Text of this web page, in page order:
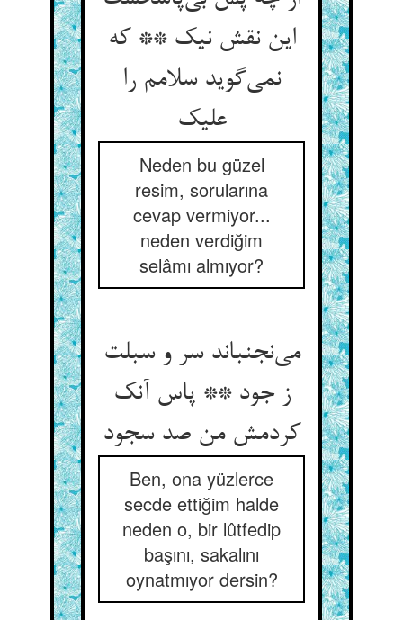
این نقش نیک ** که
نمی‌گوید سلامم را
علیک
Neden bu güzel
resim, sorularına
cevap vermiyor...
neden verdiğim
selâmı almıyor?
می‌نجنباند سر و سبلت
ز جود ** پاس آنک
کردمش من صد سجود
Ben, ona yüzlerce
secde ettiğim halde
neden o, bir lûtfedip
başını, sakalını
oynatmıyor dersin?